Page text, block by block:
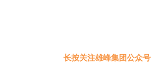
长按关注雄峰集团公众号